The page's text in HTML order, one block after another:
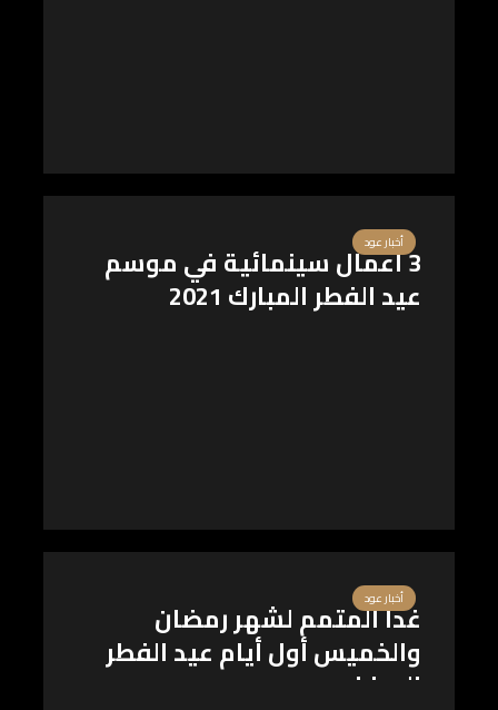
أخبار عود
3 أعمال سينمائية في موسم
عيد الفطر المبارك 2021
أخبار عود
غدا المتمم لشهر رمضان
والخميس أول أيام عيد الفطر
المبارك